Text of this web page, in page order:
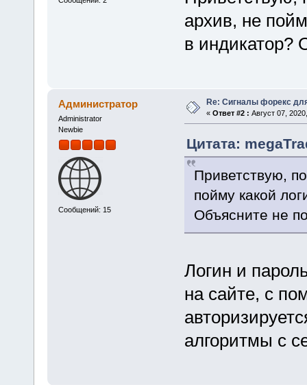
архив, не
в индикатор?
Администратор
Administrator
Newbie
Сообщений: 15
Re: Сигналы форекс
« Ответ #2 : Август 07,
Цитата:
Приветствую,
пойму какой
Объясните не
Логин и
на сайте, с
алгоритмы с